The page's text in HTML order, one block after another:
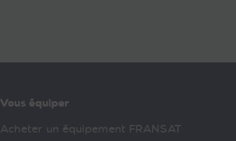
Vous équiper
Acheter un équipement FRANSAT